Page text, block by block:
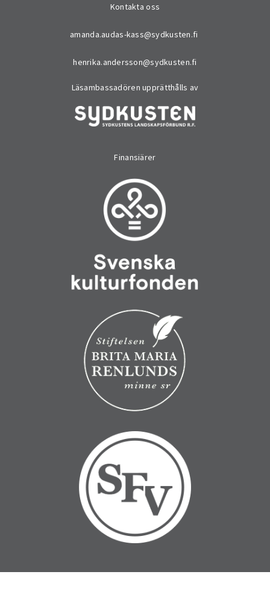
Kontakta oss
amanda.audas-kass@sydkusten.fi
henrika.andersson@sydkusten.fi
Läsambassadören upprätthålls av
Finansiärer